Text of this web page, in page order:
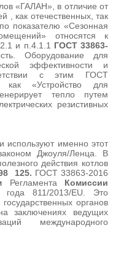
«ГАЛАН», в отличие от
, как отечественных, так
показателю «Сезонная
относятся к
и п.4.1.1 ГОСТ 33863-
Оборудование для
эффективности и
с этим ГОСТ
как «Устройство для
тепло путем
резистивных
используют именно этот
Джоуля/Ленца. В
действия котлов
125. ГОСТ 33863-2016
Регламента Комиссии
811/2013/EU. Это
органов
заключениях ведущих
международного